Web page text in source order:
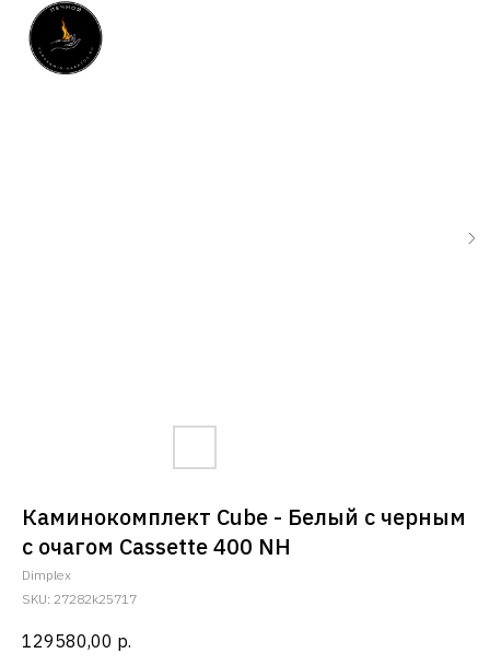
Каминокомплект Cube - Белый с черным
с очагом Cassette 400 NH
Dimplex
SKU: 27282k25717
129580,00 р.